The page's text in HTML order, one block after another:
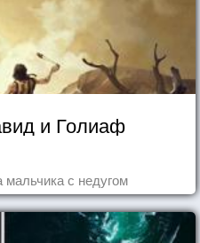
и Голиаф
с недугом